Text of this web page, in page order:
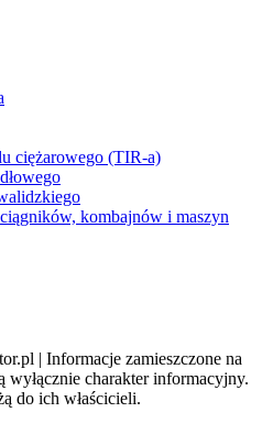
ciężarowego (TIR-a)
kombajnów i maszyn
| Informacje zamieszczone na
wyłącznie charakter informacyjny.
do ich właścicieli.